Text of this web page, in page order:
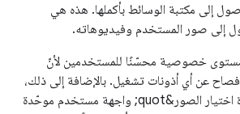
إلى مكتبة الوسائط بأكملها. هذه هي
إلى صور المستخدم وفيديوهاته.
مستوى خصوصية محسّنًا للمستخدمين لأنّ
عن أي أذونات تشغيل. بالإضافة إلى ذلك،
يوفّر تطبيق &quot;أداة اختيار الصور&quot; واجهة مستخدم موحّدة